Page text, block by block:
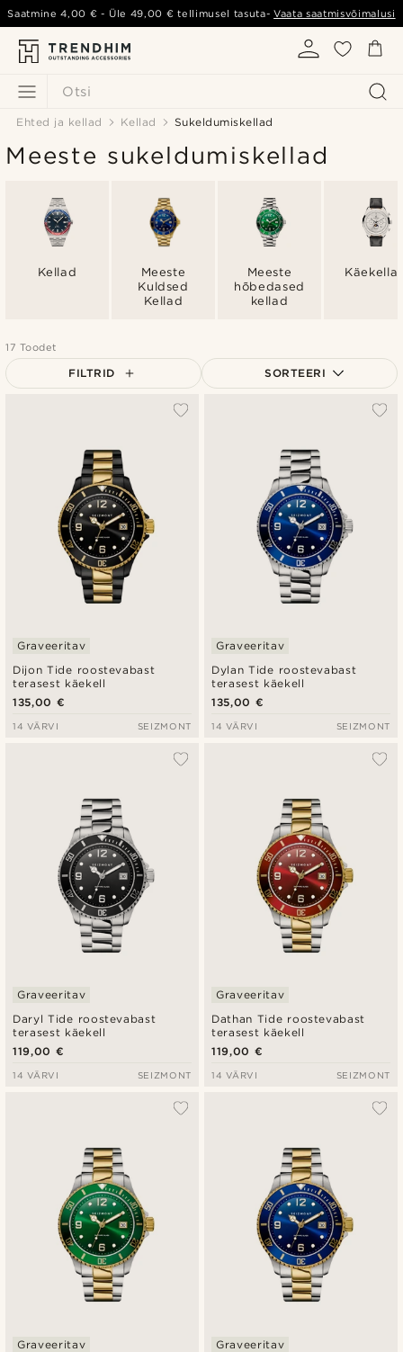
Otsi
Saatmine4,00 € - Üle 49,00 € tellimusel tasuta-Vaata saatmisvõimalusi
Ehted ja kellad Kellad Sukeldumiskellad
Meeste sukeldumiskellad
Kellad
Meeste
Kuldsed
Kellad
Meeste
hõbedased
kellad
17 Toodet
FILTRID SORTEERI
Madala hind
Kõrgeim hind
Dijon Tide roostevabast
terasest käekell
Graveeritav
135,00 €
14 VÄRVI SEIZMONT
Dylan Tide roostevabast
terasest käekell
Graveeritav
135,00 €
14 VÄRVI SEIZMONT
Daryl Tide roostevabast
terasest käekell
Graveeritav
119,00 €
14 VÄRVI SEIZMONT
Dathan Tide roostevabast
terasest käekell
Graveeritav
119,00 €
14 VÄRVI SEIZMONT
Graveeritav Graveeritav